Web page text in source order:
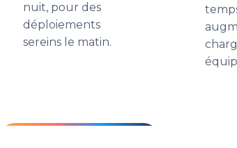
nuit, pour des
déploiements
sereins le matin.